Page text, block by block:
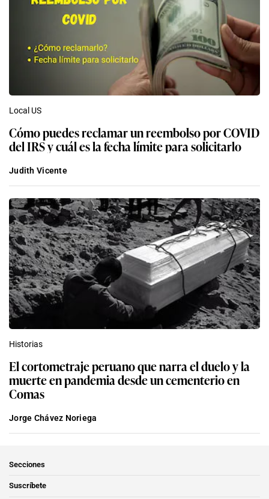
Local US
Cómo puedes reclamar un reembolso por COVID
del IRS y cuál es la fecha límite para solicitarlo
Judith Vicente
Historias
El cortometraje peruano que narra el duelo y la
muerte en pandemia desde un cementerio en
Comas
Jorge Chávez Noriega
Secciones
Suscríbete